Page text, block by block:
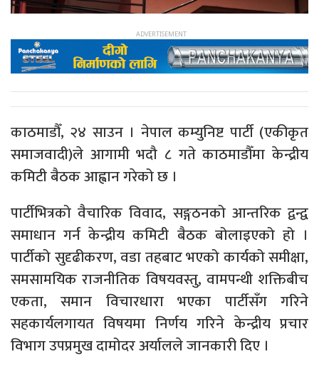
काठमाडौँ, २४ साउन । नेपाल कम्युनिष्ट पार्टी (एकीकृत
समाजवादी)ले आगामी भदौ ८ गते काठमाडौँमा केन्द्रीय
कमिटी बैठक आह्वान गरेको छ ।
पार्टीभित्रको वैचारिक विवाद, सङ्गठनको आन्तरिक द्वन्द्व
समाधान गर्न केन्द्रीय कमिटी बैठक बोलाइएको हो ।
पार्टीको सुदृढीकरण, वडा तहबाट भएको कार्यको समीक्षा,
समसामयिक राजनीतिक विषयवस्तु, वामपन्थी शक्तिबीच
एकता, समान विचारधारा भएका पार्टीसँग गरिने
सहकार्यलगायत विषयमा निर्णय गरिने केन्द्रीय प्रचार
विभाग उपप्रमुख दामोदर अर्यालले जानकारी दिए ।